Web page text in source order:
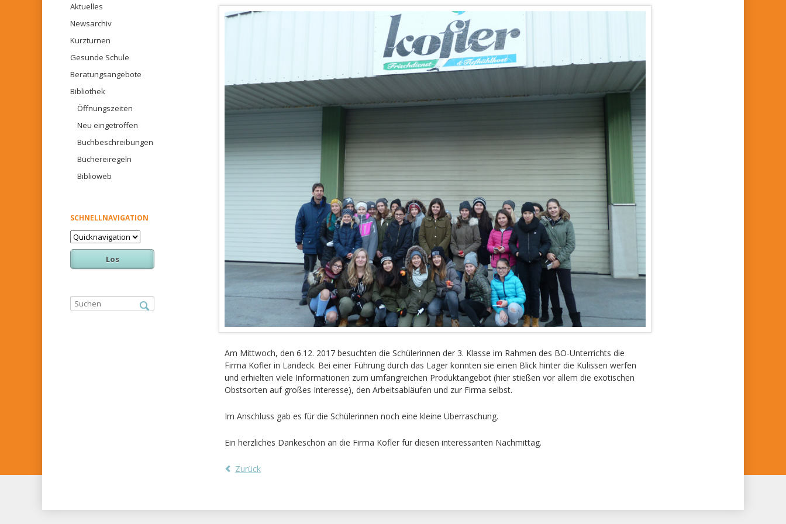
Aktuelles
Newsarchiv
Kurzturnen
Gesunde Schule
Beratungsangebote
Bibliothek
Öffnungszeiten
Neu eingetroffen
Buchbeschreibungen
Büchereiregeln
Biblioweb
SCHNELLNAVIGATION
Zielseite
Am Mittwoch, den 6.12. 2017 besuchten die Schülerinnen der 3. Klasse im Rahmen des BO-Unterrichts die
Firma Kofler in Landeck. Bei einer Führung durch das Lager konnten sie einen Blick hinter die Kulissen werfen
und erhielten viele Informationen zum umfangreichen Produktangebot (hier stießen vor allem die exotischen
Obstsorten auf großes Interesse), den Arbeitsabläufen und zur Firma selbst.
Im Anschluss gab es für die Schülerinnen noch eine kleine Überraschung.
Ein herzliches Dankeschön an die Firma Kofler für diesen interessanten Nachmittag.
Zurück